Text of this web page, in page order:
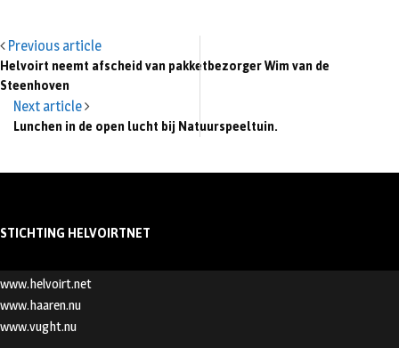
Previous article
Helvoirt neemt afscheid van pakketbezorger Wim van de
Steenhoven
Next article
Lunchen in de open lucht bij Natuurspeeltuin.
STICHTING HELVOIRTNET
www.helvoirt.net
www.haaren.nu
www.vught.nu